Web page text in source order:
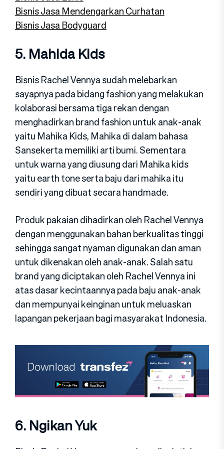
Bisnis Jasa Mendengarkan Curhatan
Bisnis Jasa Bodyguard
5. Mahida Kids
Bisnis Rachel Vennya sudah melebarkan
sayapnya pada bidang fashion yang melakukan
kolaborasi bersama tiga rekan dengan
menghadirkan brand fashion untuk anak-anak
yaitu Mahika Kids, Mahika di dalam bahasa
Sansekerta memiliki arti bumi. Sementara
untuk warna yang diusung dari Mahika kids
yaitu earth tone serta baju dari mahika itu
sendiri yang dibuat secara handmade.
Produk pakaian dihadirkan oleh Rachel Vennya
dengan menggunakan bahan berkualitas tinggi
sehingga sangat nyaman digunakan dan aman
untuk dikenakan oleh anak-anak. Salah satu
brand yang diciptakan oleh Rachel Vennya ini
atas dasar kecintaannya pada baju anak-anak
dan mempunyai keinginan untuk meluaskan
lapangan pekerjaan bagi masyarakat Indonesia.
6. Ngikan Yuk